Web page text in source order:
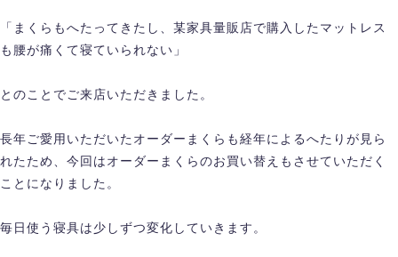
「まくらもへたってきたし、某家具量販店で購入したマットレス
も腰が痛くて寝ていられない」
とのことでご来店いただきました。
長年ご愛用いただいたオーダーまくらも経年によるへたりが見ら
れたため、今回はオーダーまくらのお買い替えもさせていただく
ことになりました。
毎日使う寝具は少しずつ変化していきます。